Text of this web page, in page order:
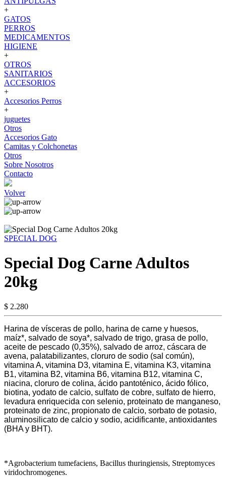
+
GATOS
PERROS
MEDICAMENTOS
HIGIENE
+
OTROS
SANITARIOS
ACCESORIOS
+
Accesorios Perros
+
juguetes
Otros
Accesorios Gato
Camitas y Colchonetas
Otros
Sobre Nosotros
Contacto
Volver
SPECIAL DOG
Special Dog Carne Adultos
20kg
$ 2.280
Harina de vísceras de pollo, harina de carne y huesos,
maíz*, salvado de soya*, salvado de trigo, grasa de pollo,
aceite de pescado (0,35%), salvado de arroz, cáscara de
avena, palatabilizantes, cloruro de sodio (sal común),
vitamina A, vitamina D3, vitamina E, vitamina K3, vitamina
B1, vitamina B2, vitamina B6, vitamina B12, vitamina C,
niacina, cloruro de colina, ácido pantoténico, ácido fólico,
biotina, yodato de calcio, sulfato de cobre, sulfato de hierro,
levadura enriquecida con selenio, proteinato de manganeso,
proteinato de zinc, propionato de calcio, sorbato de potasio,
aluminosilicato de calcio y sodio, acidificante, antioxidantes
(BHA y BHT).
*Agrobacterium tumefaciens, Bacillus thuringiensis, Streptomyces
viridochromogenes.